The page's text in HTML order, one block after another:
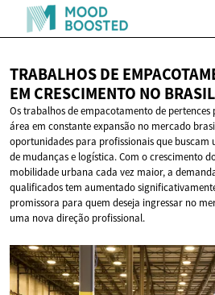
TRABALHOS DE
EM CRESCIMENTO NO BRASIL
Os trabalhos de empacotamento de pertences
área em constante expansão no mercado
oportunidades para profissionais que buscam
de mudanças e logística. Com o crescimento
mobilidade urbana cada vez maior, a
qualificados tem aumentado
promissora para quem deseja ingressar no
uma nova direção profissional.